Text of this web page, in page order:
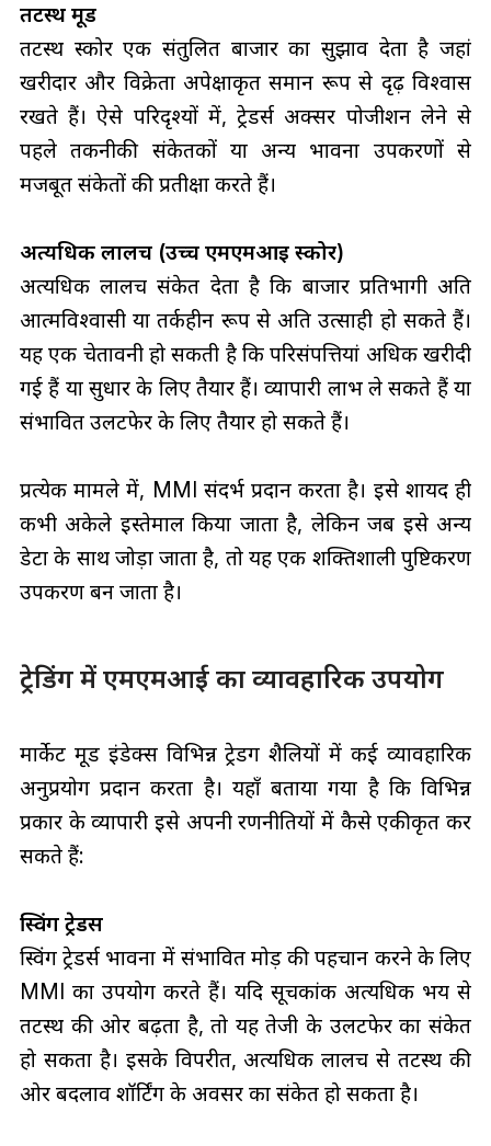
तटस्थ मूड
तटस्थ स्कोर एक संतुलित बाजार का सुझाव देता है जहां
खरीदार और विक्रेता अपेक्षाकृत समान रूप से दृढ़ विश्वास
रखते हैं। ऐसे परिदृश्यों में, ट्रेडर्स अक्सर पोजीशन लेने से
पहले तकनीकी संकेतकों या अन्य भावना उपकरणों से
मजबूत संकेतों की प्रतीक्षा करते हैं।
अत्यधिक लालच (उच्च एमएमआई स्कोर)
अत्यधिक लालच संकेत देता है कि बाजार प्रतिभागी अति
आत्मविश्वासी या तर्कहीन रूप से अति उत्साही हो सकते हैं।
यह एक चेतावनी हो सकती है कि परिसंपत्तियां अधिक खरीदी
गई हैं या सुधार के लिए तैयार हैं। व्यापारी लाभ ले सकते हैं या
संभावित उलटफेर के लिए तैयार हो सकते हैं।
प्रत्येक मामले में, MMI संदर्भ प्रदान करता है। इसे शायद ही
कभी अकेले इस्तेमाल किया जाता है, लेकिन जब इसे अन्य
डेटा के साथ जोड़ा जाता है, तो यह एक शक्तिशाली पुष्टिकरण
उपकरण बन जाता है।
ट्रेडिंग में एमएमआई का व्यावहारिक उपयोग
मार्केट मूड इंडेक्स विभिन्न ट्रेडिंग शैलियों में कई व्यावहारिक
अनुप्रयोग प्रदान करता है। यहाँ बताया गया है कि विभिन्न
प्रकार के व्यापारी इसे अपनी रणनीतियों में कैसे एकीकृत कर
सकते हैं:
स्विंग ट्रेडर्स
स्विंग ट्रेडर्स भावना में संभावित मोड़ की पहचान करने के लिए
MMI का उपयोग करते हैं। यदि सूचकांक अत्यधिक भय से
तटस्थ की ओर बढ़ता है, तो यह तेजी के उलटफेर का संकेत
हो सकता है। इसके विपरीत, अत्यधिक लालच से तटस्थ की
ओर बदलाव शॉर्टिंग के अवसर का संकेत हो सकता है।